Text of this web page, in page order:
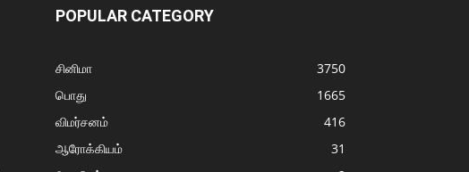
POPULAR CATEGORY
சினிமா
3750
பொது
1665
விமர்சனம்
416
ஆரோக்கியம்
31